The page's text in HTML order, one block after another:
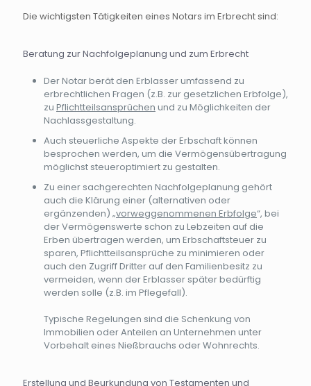
Die wichtigsten Tätigkeiten eines Notars im Erbrecht sind:
Beratung zur Nachfolgeplanung und zum Erbrecht
Der Notar berät den Erblasser umfassend zu
erbrechtlichen Fragen (z.B. zur gesetzlichen Erbfolge),
zu Pflichtteilsansprüchen und zu Möglichkeiten der
Nachlassgestaltung.
Auch steuerliche Aspekte der Erbschaft können
besprochen werden, um die Vermögensübertragung
möglichst steueroptimiert zu gestalten.
Zu einer sachgerechten Nachfolgeplanung gehört
auch die Klärung einer (alternativen oder
ergänzenden) „vorweggenommenen Erbfolge“, bei
der Vermögenswerte schon zu Lebzeiten auf die
Erben übertragen werden, um Erbschaftsteuer zu
sparen, Pflichtteilsansprüche zu minimieren oder
auch den Zugriff Dritter auf den Familienbesitz zu
vermeiden, wenn der Erblasser später bedürftig
werden solle (z.B. im Pflegefall).
Typische Regelungen sind die Schenkung von
Immobilien oder Anteilen an Unternehmen unter
Vorbehalt eines Nießbrauchs oder Wohnrechts.
Erstellung und Beurkundung von Testamenten und